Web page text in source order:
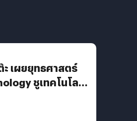
ะ เผยยุทธศาสตร์
ชูเทคโนโลยี